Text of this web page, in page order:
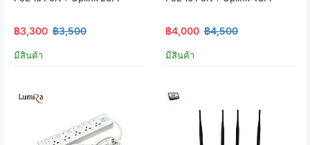
฿3,300 ฿3,500
มีสินค้า
฿4,000 ฿4,500
มีสินค้า